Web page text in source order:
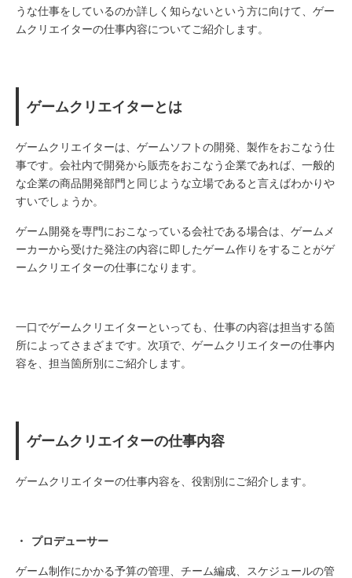
うな仕事をしているのか詳しく知らないという方に向けて、ゲー
ムクリエイターの仕事内容についてご紹介します。
ゲームクリエイターとは
ゲームクリエイターは、ゲームソフトの開発、製作をおこなう仕
事です。会社内で開発から販売をおこなう企業であれば、一般的
な企業の商品開発部門と同じような立場であると言えばわかりや
すいでしょうか。
ゲーム開発を専門におこなっている会社である場合は、ゲームメ
ーカーから受けた発注の内容に即したゲーム作りをすることがゲ
ームクリエイターの仕事になります。
一口でゲームクリエイターといっても、仕事の内容は担当する箇
所によってさまざまです。次項で、ゲームクリエイターの仕事内
容を、担当箇所別にご紹介します。
ゲームクリエイターの仕事内容
ゲームクリエイターの仕事内容を、役割別にご紹介します。
・ プロデューサー
ゲーム制作にかかる予算の管理、チーム編成、スケジュールの管